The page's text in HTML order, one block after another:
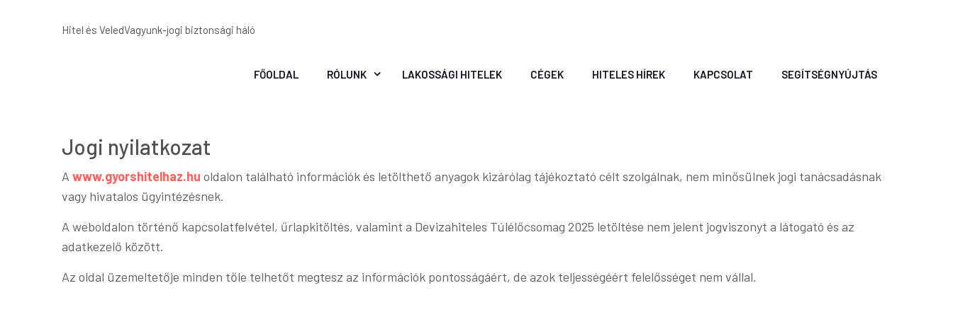
Hitel és VeledVagyunk-jogi biztonsági háló
FŐOLDAL RÓLUNK LAKOSSÁGI HITELEK CÉGEK HITELES HÍREK KAPCSOLAT SEGÍTSÉGNYÚJTÁS
Jogi nyilatkozat
A www.gyorshitelhaz.hu oldalon található információk és letölthető anyagok kizárólag tájékoztató célt szolgálnak, nem minősülnek jogi tanácsadásnak
vagy hivatalos ügyintézésnek.
A weboldalon történő kapcsolatfelvétel, űrlapkitöltés, valamint a Devizahiteles Túlélőcsomag 2025 letöltése nem jelent jogviszonyt a látogató és az
adatkezelő között.
Az oldal üzemeltetője minden tőle telhetőt megtesz az információk pontosságáért, de azok teljességéért felelősséget nem vállal.